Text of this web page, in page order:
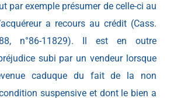
par exemple présumer de celle-ci au
a recours au crédit (Cass.
n°86-11829). Il est en outre
subi par un vendeur lorsque
caduque du fait de la non
suspensive et dont le bien a